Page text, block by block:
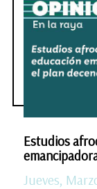
Estudios
Jueves,